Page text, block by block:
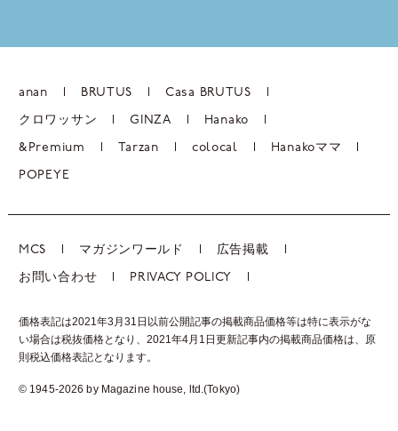
anan BRUTUS Casa BRUTUS
クロワッサン GINZA Hanako
&Premium Tarzan colocal Hanakoママ
POPEYE
MCS マガジンワールド 広告掲載
お問い合わせ PRIVACY POLICY
価格表記は2021年3月31日以前公開記事の掲載商品価格等は特に表示がな
い場合は税抜価格となり、2021年4月1日更新記事内の掲載商品価格は、 原
則税込価格表記となります。
© 1945-2026 by Magazine house, ltd.(Tokyo)